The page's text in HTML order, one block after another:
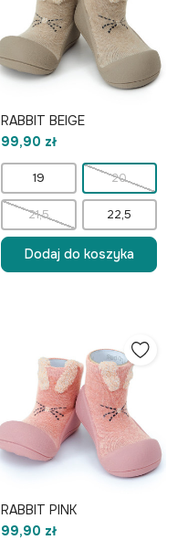
RABBIT BEIGE
99,90 zł
19 20
21,5 22,5
Dodaj do koszyka
RABBIT PINK
99,90 zł